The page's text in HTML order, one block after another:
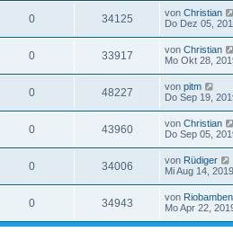
0 34125 von Christian
Do Dez 05,
0 33917 von Christian
Mo Okt 28,
0 48227 von pitm
Do Sep 19,
0 43960 von Christian
Do Sep 05,
0 34006 von Rüdiger
Mi Aug 14,
0 34943 von
Mo Apr 22,